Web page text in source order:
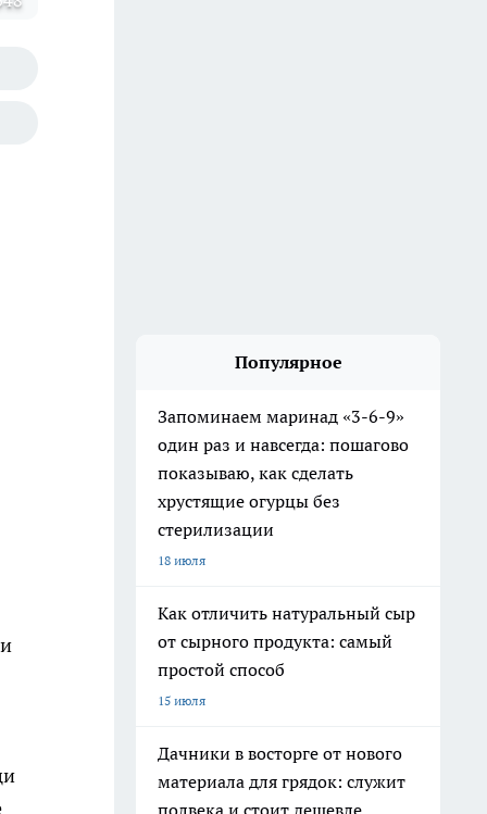
Популярное
Запоминаем маринад «3-6-9»
один раз и навсегда: пошагово
показываю, как сделать
хрустящие огурцы без
стерилизации
18 июля
Как отличить натуральный сыр
от сырного продукта: самый
простой способ
15 июля
Дачники в восторге от нового
материала для грядок: служит
полвека и стоит дешевле